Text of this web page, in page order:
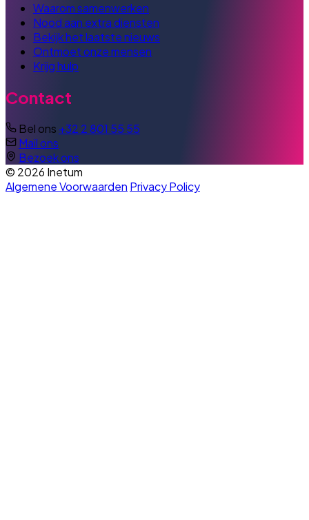
Waarom samenwerken
Nood aan extra diensten
Bekijk het laatste nieuws
Ontmoet onze mensen
Krijg hulp
Contact
Bel ons +32 2 801 55 55
Mail ons
Bezoek ons
© 2026 Inetum
Algemene Voorwaarden Privacy Policy